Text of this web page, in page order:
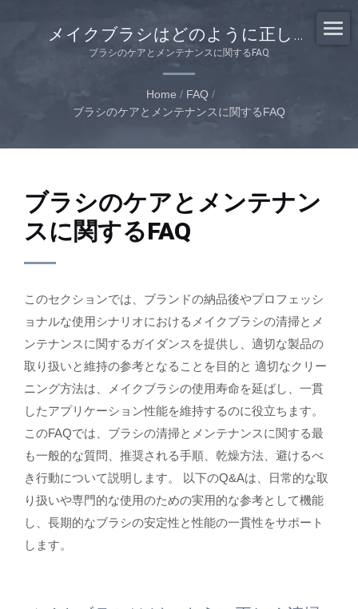
メイクブラシはどのように正しく
清掃すべきですか？
ブラシのケアとメンテナンスに関するFAQ
Home / FAQ /
ブラシのケアとメンテナンスに関するFAQ
ブラシのケアとメンテナン
スに関するFAQ
このセクションでは、ブランドの納品後やプロフェッシ
ョナルな使用シナリオにおけるメイクブラシの清掃とメ
ンテナンスに関するガイダンスを提供し、適切な製品の
取り扱いと維持の参考となることを目的と 適切なクリー
ニング方法は、メイクブラシの使用寿命を延ばし、一貫
したアプリケーション性能を維持するのに役立ちます。
このFAQでは、ブラシの清掃とメンテナンスに関する最
も一般的な質問、推奨される手順、乾燥方法、避けるべ
き行動について説明します。 以下のQ&Aは、日常的な取
り扱いや専門的な使用のための実用的な参考として機能
し、長期的なブラシの安定性と性能の一貫性をサポート
します。